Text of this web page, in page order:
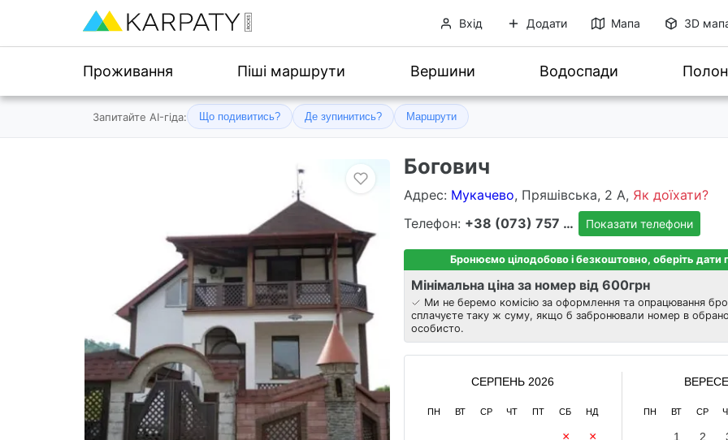
Вхід Додати Мапа 3D
Проживання Піші маршрути Вершини Водоспади
Запитайте AI-гіда: Що подивитись? Де зупинитись? Маршрути
Богович
Адрес: Мукачево, Пряшівська, 2 А, Як доїхати?
Телефон:
+38 (073) 757 8303 Показати телефони
Бронюємо цілодобово і безкоштовно, оберіть дати
Мінімальна ціна за номер від 600грн
Ми не беремо комісію за оформлення та опрацювання
сплачуєте таку ж суму, якщо б забронювали номер в
особисто.
СЕРПЕНЬ 2026
ПН ВТ СР ЧТ ПТ СБ НД
1 2
ПН ВТ СР
1 2